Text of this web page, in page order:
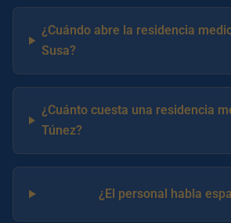
¿Cuándo abre la residencia
Susa?
¿Cuánto cuesta una residencia
Túnez?
¿El personal habla